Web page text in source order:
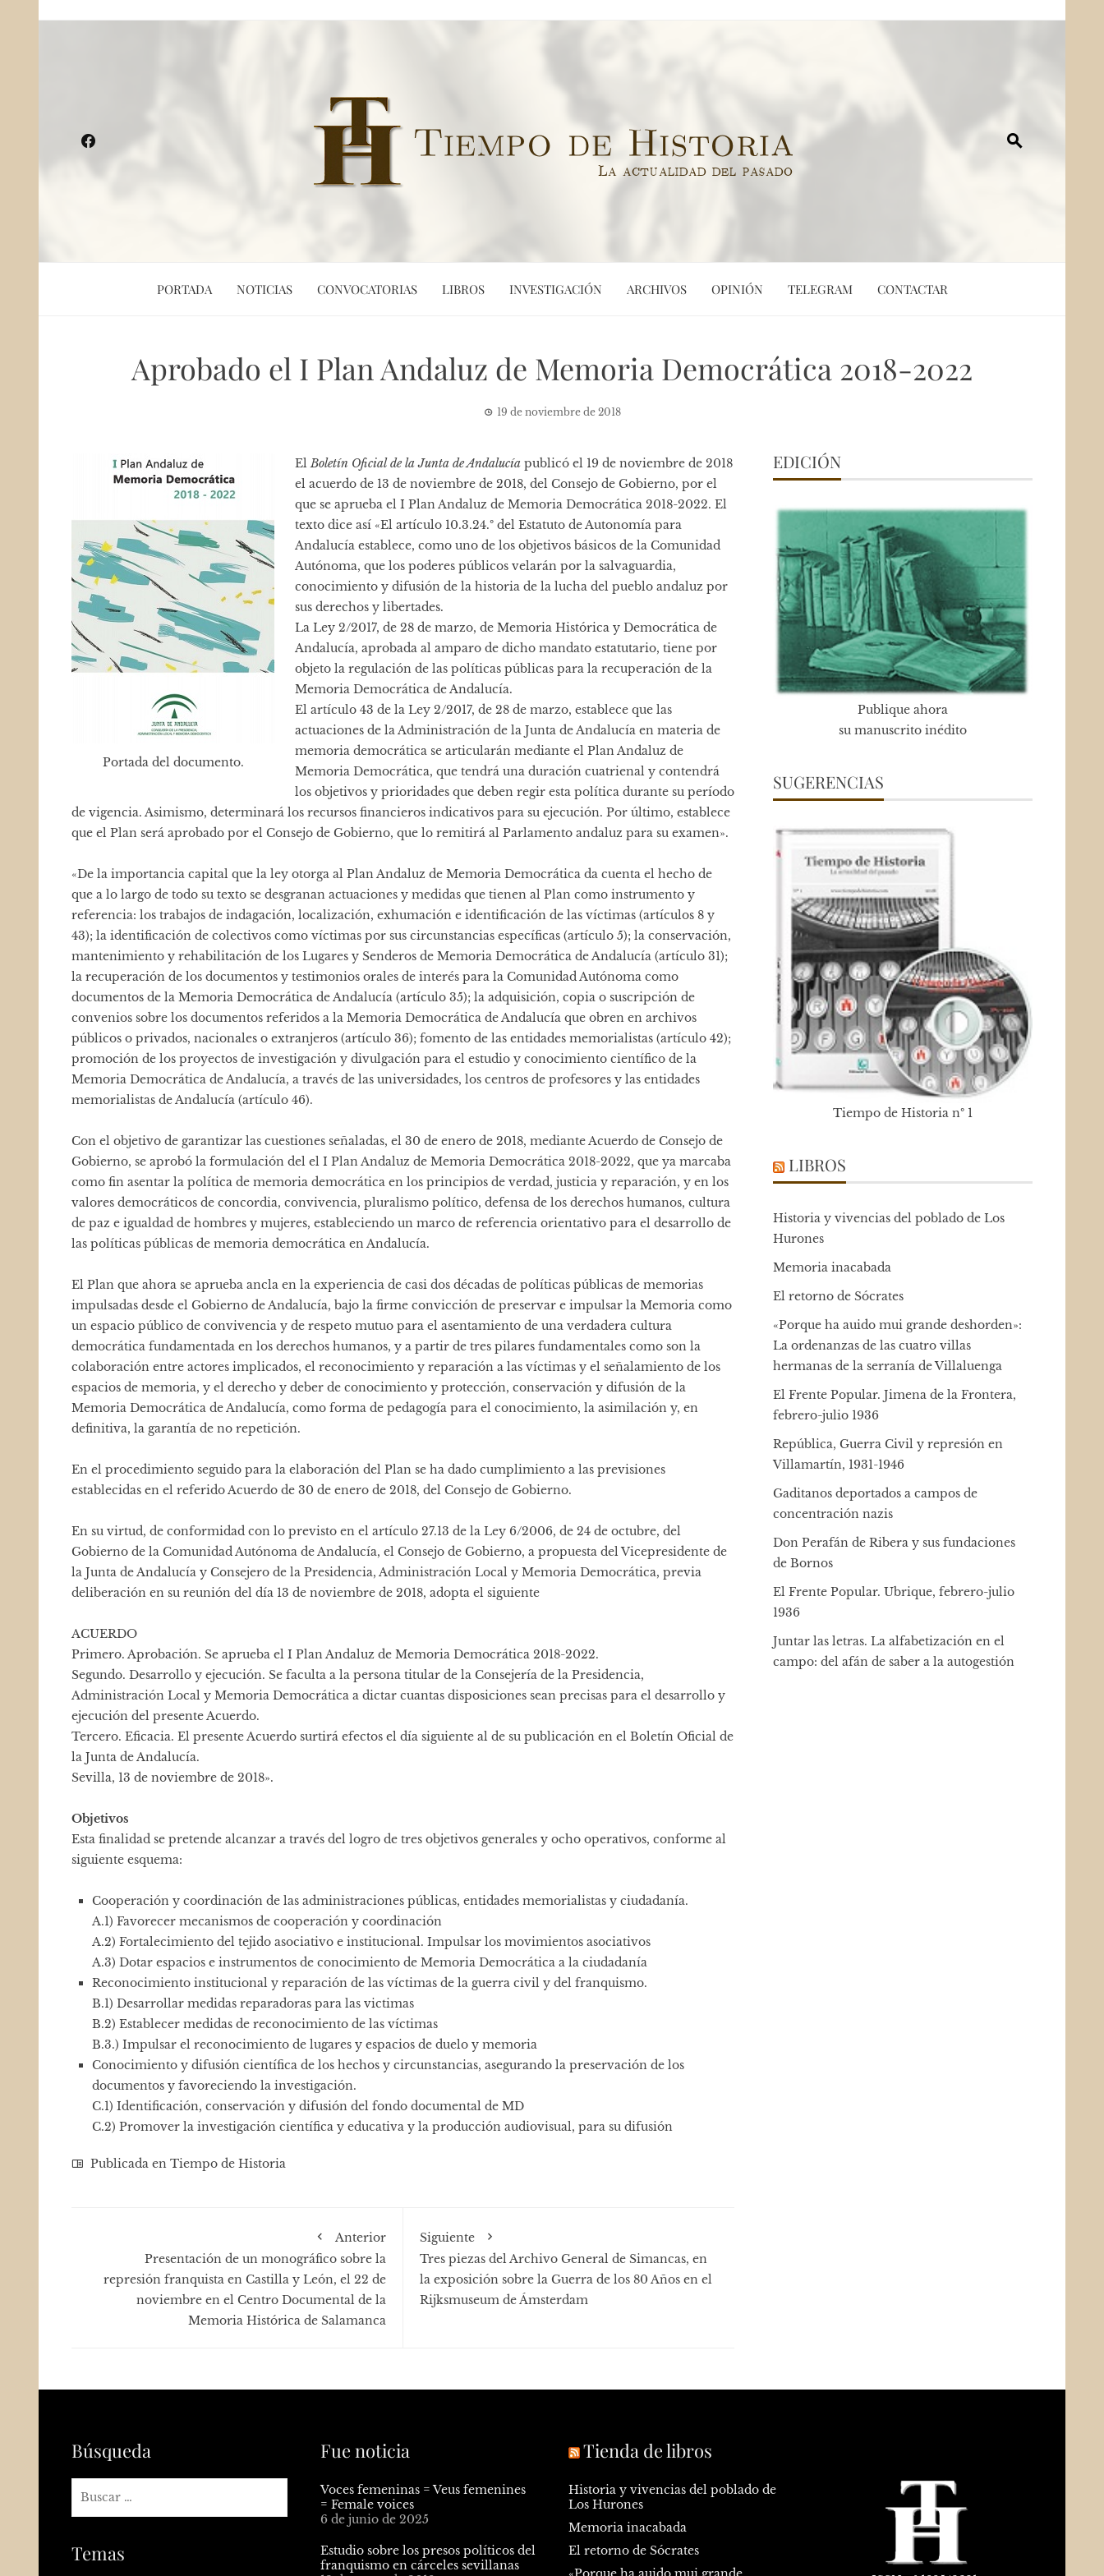
PORTADA NOTICIAS CONVOCATORIAS LIBROS INVESTIGACIÓN ARCHIVOS OPINIÓN TELEGRAM CONTACTAR
Aprobado el I Plan Andaluz de Memoria Democrática 2018-2022
19 de noviembre de 2018
Portada del documento.
ElBoletín Oficial de la Junta de Andalucía publicó el 19 de noviembre de 2018
el acuerdo de 13 de noviembre de 2018, del Consejo de Gobierno, por el
que se aprueba el I Plan Andaluz de Memoria Democrática 2018-2022. El
texto dice así «El artículo 10.3.24.º del Estatuto de Autonomía para
Andalucía establece, como uno de los objetivos básicos de la Comunidad
Autónoma, que los poderes públicos velarán por la salvaguardia,
conocimiento y difusión de la historia de la lucha del pueblo andaluz por
sus derechos y libertades.
La Ley 2/2017, de 28 de marzo, de Memoria Histórica y Democrática de
Andalucía, aprobada al amparo de dicho mandato estatutario, tiene por
objeto la regulación de las políticas públicas para la recuperación de la
Memoria Democrática de Andalucía.
El artículo 43 de la Ley 2/2017, de 28 de marzo, establece que las
actuaciones de la Administración de la Junta de Andalucía en materia de
memoria democrática se articularán mediante el Plan Andaluz de
Memoria Democrática, que tendrá una duración cuatrienal y contendrá
los objetivos y prioridades que deben regir esta política durante su período
de vigencia. Asimismo, determinará los recursos financieros indicativos para su ejecución. Por último, establece
que el Plan será aprobado por el Consejo de Gobierno, que lo remitirá al Parlamento andaluz para su examen».
«De la importancia capital que la ley otorga al Plan Andaluz de Memoria Democrática da cuenta el hecho de
que a lo largo de todo su texto se desgranan actuaciones y medidas que tienen al Plan como instrumento y
referencia: los trabajos de indagación, localización, exhumación e identificación de las víctimas (artículos 8 y
43); la identificación de colectivos como víctimas por sus circunstancias específicas (artículo 5); la conservación,
mantenimiento y rehabilitación de los Lugares y Senderos de Memoria Democrática de Andalucía (artículo 31);
la recuperación de los documentos y testimonios orales de interés para la Comunidad Autónoma como
documentos de la Memoria Democrática de Andalucía (artículo 35); la adquisición, copia o suscripción de
convenios sobre los documentos referidos a la Memoria Democrática de Andalucía que obren en archivos
públicos o privados, nacionales o extranjeros (artículo 36); fomento de las entidades memorialistas (artículo 42);
promoción de los proyectos de investigación y divulgación para el estudio y conocimiento científico de la
Memoria Democrática de Andalucía, a través de las universidades, los centros de profesores y las entidades
memorialistas de Andalucía (artículo 46).
Con el objetivo de garantizar las cuestiones señaladas, el 30 de enero de 2018, mediante Acuerdo de Consejo de
Gobierno, se aprobó la formulación del el I Plan Andaluz de Memoria Democrática 2018-2022, que ya marcaba
como fin asentar la política de memoria democrática en los principios de verdad, justicia y reparación, y en los
valores democráticos de concordia, convivencia, pluralismo político, defensa de los derechos humanos, cultura
de paz e igualdad de hombres y mujeres, estableciendo un marco de referencia orientativo para el desarrollo de
las políticas públicas de memoria democrática en Andalucía.
El Plan que ahora se aprueba ancla en la experiencia de casi dos décadas de políticas públicas de memorias
impulsadas desde el Gobierno de Andalucía, bajo la firme convicción de preservar e impulsar la Memoria como
un espacio público de convivencia y de respeto mutuo para el asentamiento de una verdadera cultura
democrática fundamentada en los derechos humanos, y a partir de tres pilares fundamentales como son la
colaboración entre actores implicados, el reconocimiento y reparación a las víctimas y el señalamiento de los
espacios de memoria, y el derecho y deber de conocimiento y protección, conservación y difusión de la
Memoria Democrática de Andalucía, como forma de pedagogía para el conocimiento, la asimilación y, en
definitiva, la garantía de no repetición.
En el procedimiento seguido para la elaboración del Plan se ha dado cumplimiento a las previsiones
establecidas en el referido Acuerdo de 30 de enero de 2018, del Consejo de Gobierno.
En su virtud, de conformidad con lo previsto en el artículo 27.13 de la Ley 6/2006, de 24 de octubre, del
Gobierno de la Comunidad Autónoma de Andalucía, el Consejo de Gobierno, a propuesta del Vicepresidente de
la Junta de Andalucía y Consejero de la Presidencia, Administración Local y Memoria Democrática, previa
deliberación en su reunión del día 13 de noviembre de 2018, adopta el siguiente
ACUERDO
Primero. Aprobación. Se aprueba el I Plan Andaluz de Memoria Democrática 2018-2022.
Segundo. Desarrollo y ejecución. Se faculta a la persona titular de la Consejería de la Presidencia,
Administración Local y Memoria Democrática a dictar cuantas disposiciones sean precisas para el desarrollo y
ejecución del presente Acuerdo.
Tercero. Eficacia. El presente Acuerdo surtirá efectos el día siguiente al de su publicación en el Boletín Oficial de
la Junta de Andalucía.
Sevilla, 13 de noviembre de 2018».
Objetivos
Esta finalidad se pretende alcanzar a través del logro de tres objetivos generales y ocho operativos, conforme al
siguiente esquema:
Cooperación y coordinación de las administraciones públicas, entidades memorialistas y ciudadanía.
A.1) Favorecer mecanismos de cooperación y coordinación
A.2) Fortalecimiento del tejido asociativo e institucional. Impulsar los movimientos asociativos
A.3) Dotar espacios e instrumentos de conocimiento de Memoria Democrática a la ciudadanía
Reconocimiento institucional y reparación de las víctimas de la guerra civil y del franquismo.
B.1) Desarrollar medidas reparadoras para las victimas
B.2) Establecer medidas de reconocimiento de las víctimas
B.3.) Impulsar el reconocimiento de lugares y espacios de duelo y memoria
Conocimiento y difusión científica de los hechos y circunstancias, asegurando la preservación de los
documentos y favoreciendo la investigación.
C.1) Identificación, conservación y difusión del fondo documental de MD
C.2) Promover la investigación científica y educativa y la producción audiovisual, para su difusión
Publicada en Tiempo de Historia
Anterior
Presentación de un monográfico sobre la
represión franquista en Castilla y León, el 22 de
noviembre en el Centro Documental de la
Memoria Histórica de Salamanca
Siguiente
Tres piezas del Archivo General de Simancas, en
la exposición sobre la Guerra de los 80 Años en el
Rijksmuseum de Ámsterdam
EDICIÓN
Publique ahora
su manuscrito inédito
SUGERENCIAS
Tiempo de Historia nº 1
LIBROS
Historia y vivencias del poblado de Los
Hurones
Memoria inacabada
El retorno de Sócrates
«Porque ha auido mui grande deshorden»:
La ordenanzas de las cuatro villas
hermanas de la serranía de Villaluenga
El Frente Popular. Jimena de la Frontera,
febrero-julio 1936
República, Guerra Civil y represión en
Villamartín, 1931-1946
Gaditanos deportados a campos de
concentración nazis
Don Perafán de Ribera y sus fundaciones
de Bornos
El Frente Popular. Ubrique, febrero-julio
1936
Juntar las letras. La alfabetización en el
campo: del afán de saber a la autogestión
Búsqueda
Temas
Fue noticia
Voces femeninas = Veus femenines
= Female voices
6 de junio de 2025
Estudio sobre los presos políticos del
franquismo en cárceles sevillanas
Tienda de libros
Historia y vivencias del poblado de
Los Hurones
Memoria inacabada
El retorno de Sócrates